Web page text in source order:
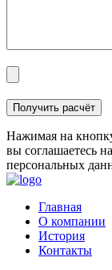
Нажимая на
вы соглашаетесь
персональных
Главная
О компании
История
Контакты